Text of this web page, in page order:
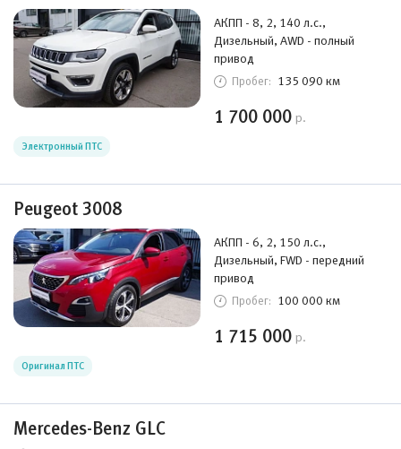
АКПП - 8, 2, 140 л.с.,
Дизельный, AWD - полный
привод
Пробег: 135 090 км
1 700 000 р.
Электронный ПТС
Peugeot 3008
АКПП - 6, 2, 150 л.с.,
Дизельный, FWD - передний
привод
Пробег: 100 000 км
1 715 000 р.
Оригинал ПТС
Mercedes-Benz GLC